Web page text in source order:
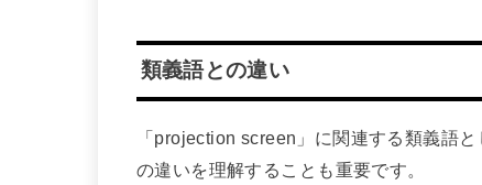
類義語との違い
「projection screen」に関連する類義語
の違いを理解することも重要です。